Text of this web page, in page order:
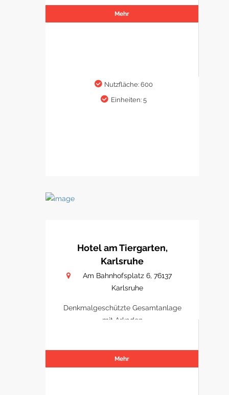
Mehr
Nutzfläche: 600
Einheiten: 5
Hotel am Tiergarten,
Karlsruhe
Am Bahnhofsplatz 6, 76137
Karlsruhe
Denkmalgeschützte Gesamtanlage
mit Arkaden
Mehr